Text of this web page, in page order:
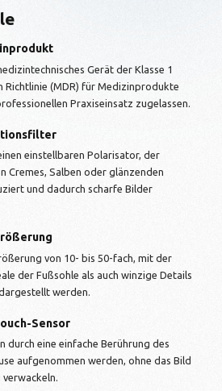
Gerät der Klasse 1
Richtlinie (MDR) für Medizinprodukte
Praxiseinsatz zugelassen.
einstellbaren Polarisator, der
Cremes, Salben oder glänzenden
und dadurch scharfe Bilder
von 10- bis 50-fach, mit der
der Fußsohle als auch winzige Details
werden.
Sensor
durch eine einfache Berührung des
aufgenommen werden, ohne das Bild
verwackeln.